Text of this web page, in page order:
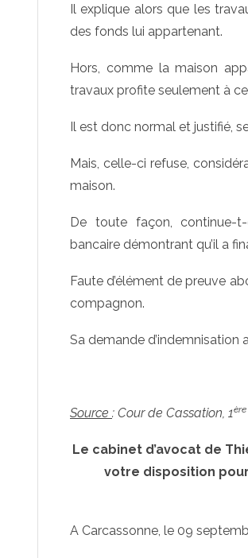
Il explique alors que les
des fonds lui appartenant.
Hors, comme la maison
travaux profite seulement à
Il est donc normal et justifié,
Mais, celle-ci refuse,
maison.
De toute façon, continue-
bancaire démontrant qu’il a
Faute d’élément de preuve
compagnon.
Sa demande d’indemnisation
Source : Cour de Cassation, 1ère
Le cabinet d’avocat de
votre disposition
A Carcassonne, le 09